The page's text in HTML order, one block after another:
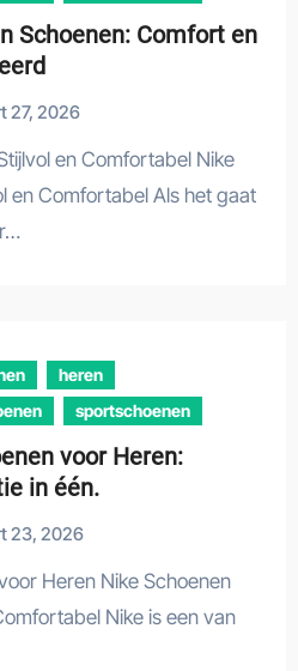
Schoenen: Comfort en
27, 2026
en Comfortabel Als het gaat
heren
sportschoenen
voor Heren:
in één.
23, 2026
Nike is een van